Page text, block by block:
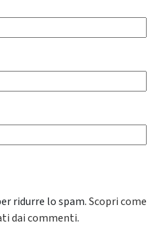
ridurre lo spam.Scopri come
dai commenti.